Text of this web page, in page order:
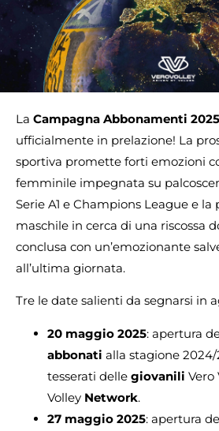
La Campagna Abbonamenti
ufficialmente in prelazione! La
sportiva promette forti emozioni
femminile impegnata su
Serie A1 e Champions League e la
maschile in cerca di una riscossa
conclusa con un’emozionante
all’ultima giornata.
Tre le date salienti da segnarsi in
20 maggio 2025: apertura
abbonati alla stagione 2024/
tesserati delle giovanili Vero
Volley Network.
27 maggio 2025: apertura